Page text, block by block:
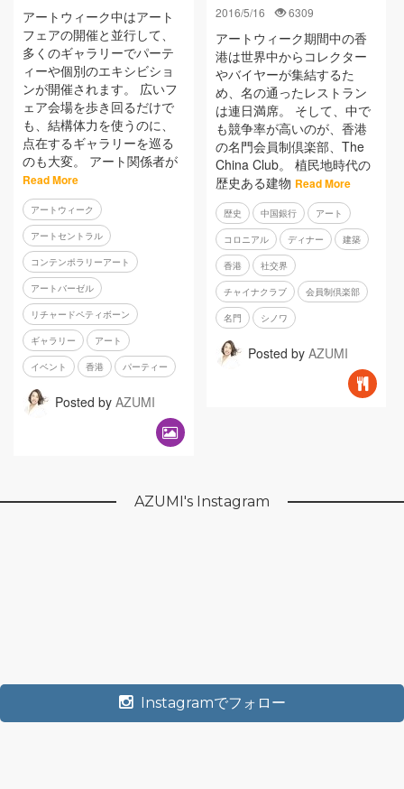
アートウィーク中はアート
フェアの開催と並行して、
多くのギャラリーでパーテ
ィーや個別のエキシビショ
ンが開催されます。 広いフ
ェア会場を歩き回るだけで
も、結構体力を使うのに、
点在するギャラリーを巡る
のも大変。 アート関係者が
Read More
アートウィーク
アートセントラル
コンテンポラリーアート
アートバーゼル
リチャードペティボーン
ギャラリー アート
イベント 香港 パーティー
Posted by AZUMI
2016/5/16 6309
アートウィーク期間中の香
港は世界中からコレクター
やバイヤーが集結するた
め、名の通ったレストラン
は連日満席。 そして、中で
も競争率が高いのが、香港
の名門会員制倶楽部、The
China Club。 植民地時代の
歴史ある建物 Read More
歴史 中国銀行 アート
コロニアル ディナー 建築
香港 社交界
チャイナクラブ 会員制倶楽部
名門 シノワ
Posted by AZUMI
AZUMI's Instagram
Instagramでフォロー